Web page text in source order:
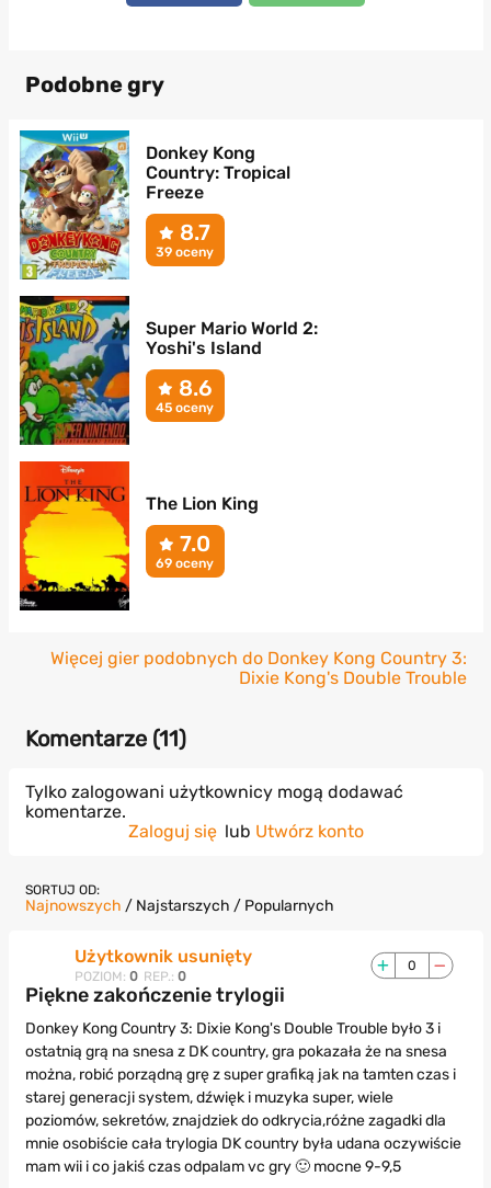
Podobne gry
Donkey Kong
Country: Tropical
Freeze
8.7
39 oceny
Super Mario World 2:
Yoshi's Island
8.6
45 oceny
The Lion King
7.0
69 oceny
Więcej gier podobnych do Donkey Kong Country 3:
Dixie Kong's Double Trouble
Komentarze (11)
Tylko zalogowani użytkownicy mogą dodawać
komentarze.
Zaloguj się lub Utwórz konto
SORTUJ OD:
Najnowszych / Najstarszych / Popularnych
Użytkownik usunięty
POZIOM: 0 REP.: 0
0
Piękne zakończenie trylogii
Donkey Kong Country 3: Dixie Kong's Double Trouble było 3 i
ostatnią grą na snesa z DK country, gra pokazała że na snesa
można, robić porządną grę z super grafiką jak na tamten czas i
starej generacji system, dźwięk i muzyka super, wiele
poziomów, sekretów, znajdziek do odkrycia,różne zagadki dla
mnie osobiście cała trylogia DK country była udana oczywiście
mam wii i co jakiś czas odpalam vc gry 🙂 mocne 9-9,5